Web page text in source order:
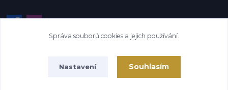
Upravit sběr cookies.
Správa souborů cookies a jejich používání.
Nastavení Souhlasím